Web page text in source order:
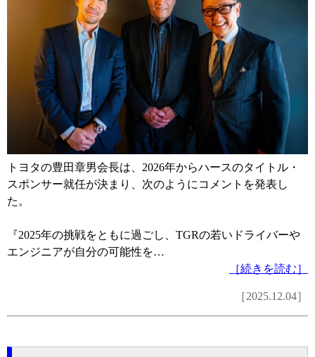
トヨタの豊田章男会長は、2026年からハースのタイトル・
スポンサー就任が決まり、次のようにコメントを発表し
た。
『2025年の挑戦をともに過ごし、TGRの若いドライバーや
エンジニアが自分の可能性を…
［続きを読む］
［2025.12.04］